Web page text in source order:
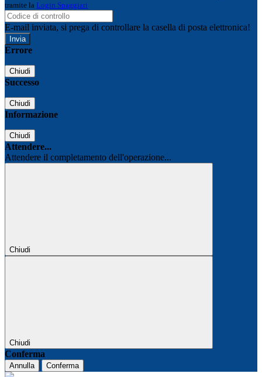
tramite la Login Spaggiari
E-mail inviata, si prega di controllare la casella di posta elettronica!
Errore
Chiudi
Successo
Chiudi
Informazione
Chiudi
Attendere...
Attendere il completamento dell'operazione...
Chiudi
Chiudi
Conferma
Annulla Conferma